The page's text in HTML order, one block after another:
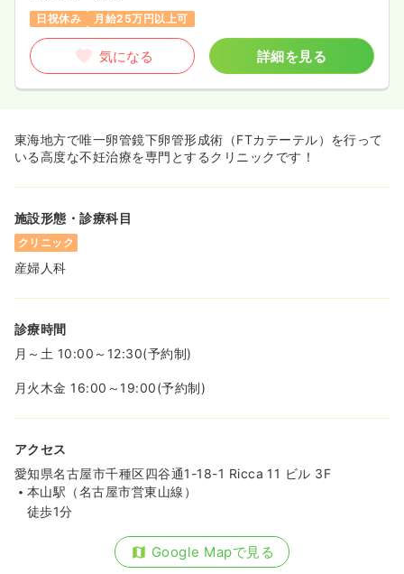
日祝休み
月給25万円以上可
気になる 詳細を見る
東海地方で唯一卵管鏡下卵管形成術（FTカテーテル）を行って
いる高度な不妊治療を専門とするクリニックです！
施設形態・診療科目
クリニック
産婦人科
診療時間
月～土 10:00～12:30(予約制)
月火木金 16:00～19:00(予約制)
アクセス
愛知県名古屋市千種区四谷通1-18-1 Ricca 11 ビル 3F
本山駅（名古屋市営東山線）
徒歩1分
Google Mapで見る